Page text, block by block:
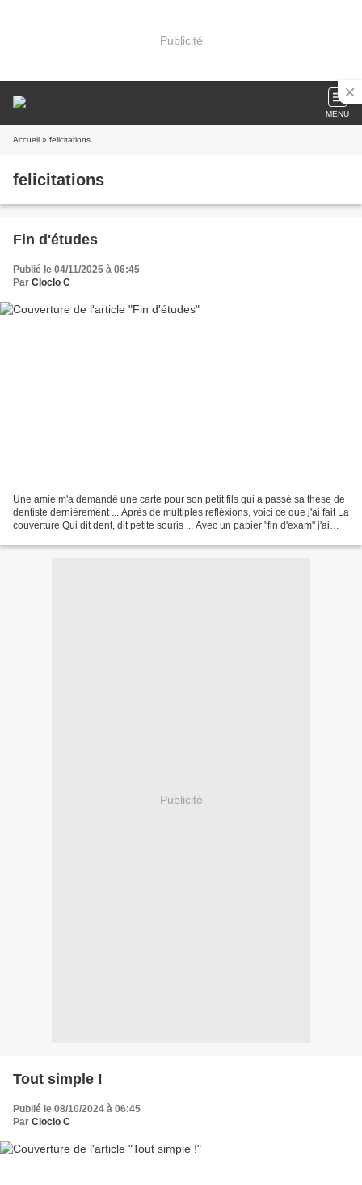
Publicité
MENU
Accueil » felicitations
felicitations
Fin d'études
Publié le 04/11/2025 à 06:45
Par Cloclo C
Une amie m'a demandé une carte pour son petit fils qui a passé sa thèse de
dentiste dernièrement ... Après de multiples refléxions, voici ce que j'ai fait La
couverture Qui dit dent, dit petite souris ... Avec un papier "fin d'exam" j'ai
Publicité
Tout simple !
Publié le 08/10/2024 à 06:45
Par Cloclo C